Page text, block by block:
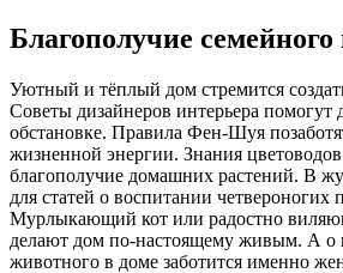
Благополучие семейного
Уютный и тёплый дом стремится
Советы дизайнеров интерьера помогут
обстановке. Правила Фен-Шуя
жизненной энергии. Знания цветоводов
благополучие домашних растений. В
для статей о воспитании четвероногих
Мурлыкающий кот или радостно
делают дом по-настоящему живым. А о
животного в доме заботится именно